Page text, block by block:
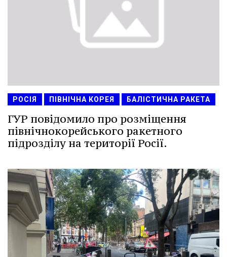
РОСІЯ ПІВНІЧНА КОРЕЯ БАЛІСТИЧНА РАКЕТА
ГУР повідомило про розміщення
північнокорейського ракетного
підрозділу на території Росії.